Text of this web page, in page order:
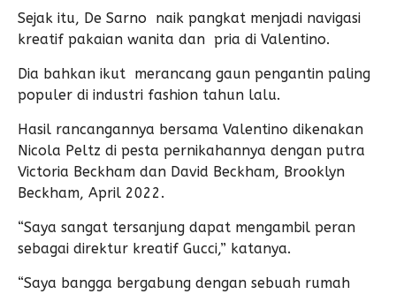
Sejak itu, De Sarno naik pangkat menjadi navigasi
kreatif pakaian wanita dan pria di Valentino.
Dia bahkan ikut merancang gaun pengantin paling
populer di industri fashion tahun lalu.
Hasil rancangannya bersama Valentino dikenakan
Nicola Peltz di pesta pernikahannya dengan putra
Victoria Beckham dan David Beckham, Brooklyn
Beckham, April 2022.
“Saya sangat tersanjung dapat mengambil peran
sebagai direktur kreatif Gucci,” katanya.
“Saya bangga bergabung dengan sebuah rumah